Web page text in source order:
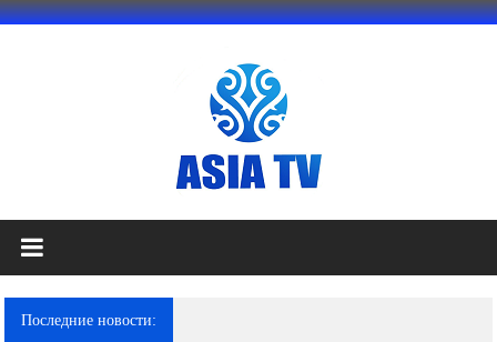
Перейти
АЗИЯ
ТВ
это
телеканал
Последние новости: